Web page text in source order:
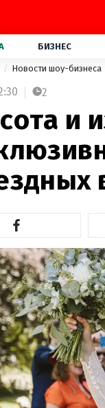
БИЗНЕС
Новости шоу-бизнеса
2
и